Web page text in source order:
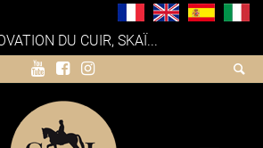
DU CUIR, SKAÏ...